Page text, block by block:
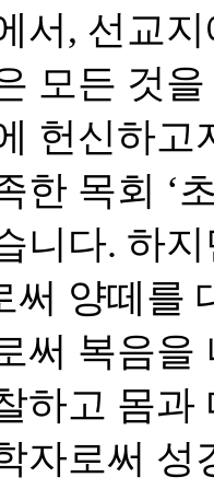
서, 선교
모든 것
헌신하
한 목회 ‘
니다. 하
써 양떼를
써 복음
하고 몸
자로써